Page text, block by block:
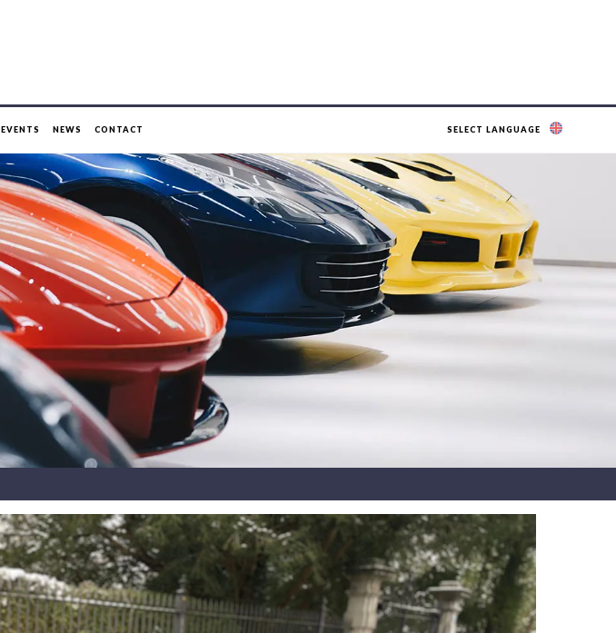
EVENTS NEWS CONTACT SELECT LANGUAGE